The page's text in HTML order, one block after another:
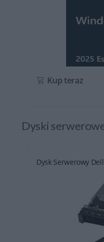
Kup teraz
Dyski
Dysk Serwerowy Dell